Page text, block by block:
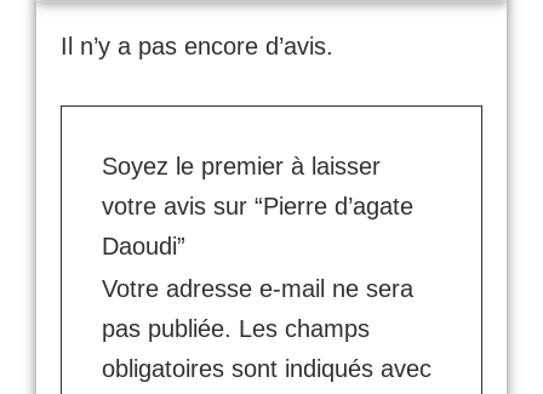
Il n’y a pas encore d’avis.
Soyez le premier à laisser
votre avis sur “Pierre d’agate
Daoudi”
Votre adresse e-mail ne sera
pas publiée. Les champs
obligatoires sont indiqués avec